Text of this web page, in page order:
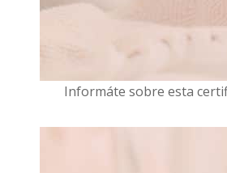
Informáte sobre esta